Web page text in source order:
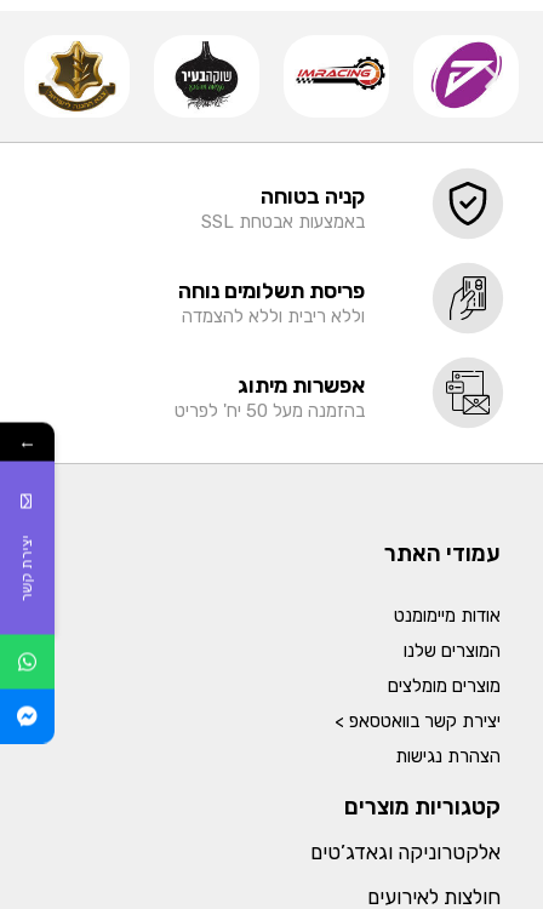
קניה בטוחה
באמצעות אבטחת SSL
פריסת תשלומים נוחה
וללא ריבית וללא להצמדה
אפשרות מיתוג
בהזמנה מעל 50 יח' לפריט
עמודי האתר
אודות מיימומנט
המוצרים שלנו
מוצרים מומלצים
יצירת קשר בוואטסאפ >
הצהרת נגישות
קטגוריות מוצרים
אלקטרוניקה וגאדג’טים
חולצות לאירועים
←
יצירת קשר